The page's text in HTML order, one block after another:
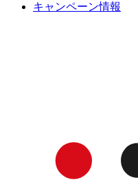
キャンペーン情報